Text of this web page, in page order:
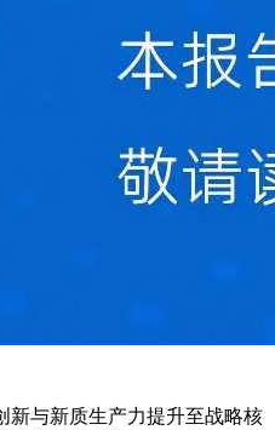
与新质生产力提升至战略核